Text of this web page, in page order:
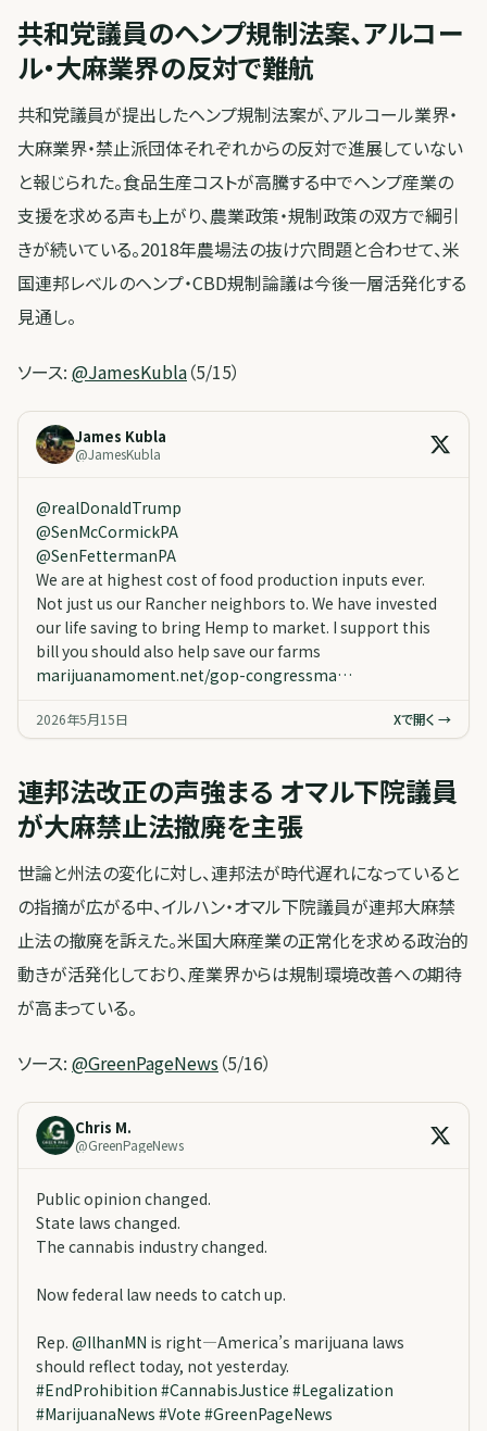
共和党議員のヘンプ規制法案、アルコー
ル・大麻業界の反対で難航
共和党議員が提出したヘンプ規制法案が、アルコール業界・
大麻業界・禁止派団体それぞれからの反対で進展していない
と報じられた。食品生産コストが高騰する中でヘンプ産業の
支援を求める声も上がり、農業政策・規制政策の双方で綱引
きが続いている。2018年農場法の抜け穴問題と合わせて、米
国連邦レベルのヘンプ・CBD規制論議は今後一層活発化する
見通し。
ソース: @JamesKubla（5/15）
James Kubla
@JamesKubla
@realDonaldTrump
@SenMcCormickPA
@SenFettermanPA
We are at highest cost of food production inputs ever.
Not just us our Rancher neighbors to. We have invested
our life saving to bring Hemp to market. I support this
bill you should also help save our farms
marijuanamoment.net/gop-congressma…
2026年5月15日 Xで開く →
連邦法改正の声強まる オマル下院議員
が大麻禁止法撤廃を主張
世論と州法の変化に対し、連邦法が時代遅れになっていると
の指摘が広がる中、イルハン・オマル下院議員が連邦大麻禁
止法の撤廃を訴えた。米国大麻産業の正常化を求める政治的
動きが活発化しており、産業界からは規制環境改善への期待
が高まっている。
ソース: @GreenPageNews （5/16）
Chris M.
@GreenPageNews
Public opinion changed.
State laws changed.
The cannabis industry changed.
Now federal law needs to catch up.
Rep. @IlhanMN is right—America’s marijuana laws
should reflect today, not yesterday.
#EndProhibition #CannabisJustice #Legalization
#MarijuanaNews #Vote #GreenPageNews